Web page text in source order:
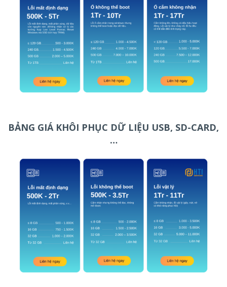
BẢNG GIÁ KHÔI PHỤC DỮ LIỆU USB, SD-CARD,
…